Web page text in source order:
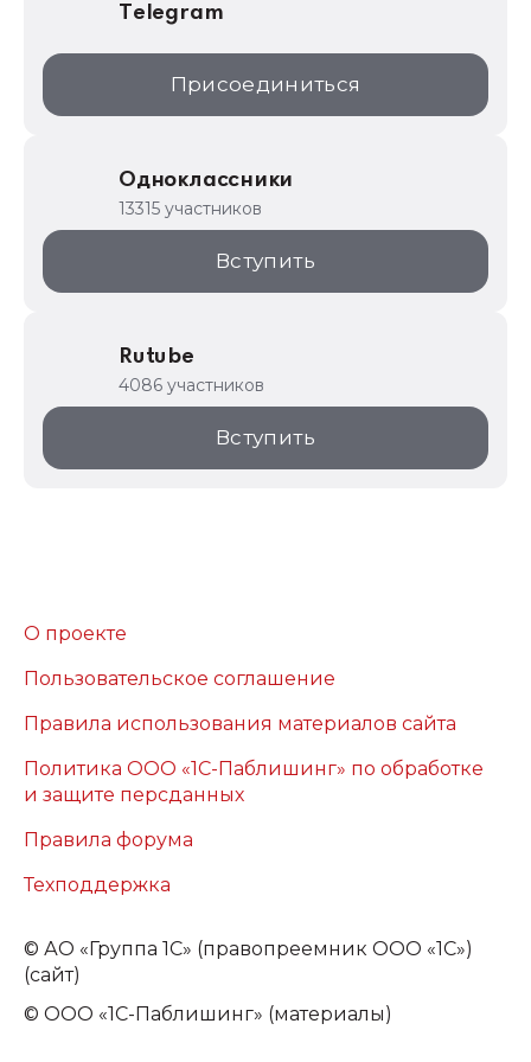
Telegram
Присоединиться
Одноклассники
13315 участников
Вступить
Rutube
4086 участников
Вступить
О проекте
Пользовательское соглашение
Правила использования материалов сайта
Политика ООО «1С-Паблишинг» по обработке
и защите персданных
Правила форума
Техподдержка
© АО «Группа 1С» (правопреемник ООО «1С»)
(сайт)
© ООО «1С-Паблишинг» (материалы)